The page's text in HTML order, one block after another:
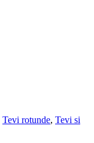
Tevi rotunde, Tevi si